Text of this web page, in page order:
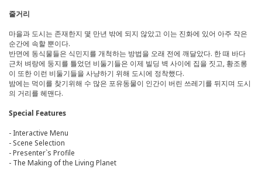
줄거리
마을과 도시는 존재한지 몇 만년 밖에 되지 않았고 이는 진화에 있어 아주 작은
순간에 속할 뿐이다.
반면에 동식물들은 식민지를 개척하는 방법을 오래 전에 깨달았다. 한 때 바다
근처 벼랑에 둥지를 틀었던 비둘기들은 이제 빌딩 벽 사이에 집을 짓고, 황조롱
이 또한 이런 비둘기들을 사냥하기 위해 도시에 정착했다.
밤에는 먹이를 찾기위해 수 많은 포유동물이 인간이 버린 쓰레기를 뒤지며 도시
의 거리를 헤맨다.
Special Features
- Interactive Menu
- Scene Selection
- Presenter`s Profile
- The Making of the Living Planet